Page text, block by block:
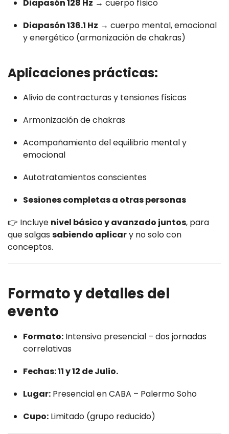
Diapasón 128 Hz → cuerpo físico
Diapasón 136.1 Hz → cuerpo mental, emocional
y energético (armonización de chakras)
Aplicaciones prácticas:
Alivio de contracturas y tensiones físicas
Armonización de chakras
Acompañamiento del equilibrio mental y
emocional
Autotratamientos conscientes
Sesiones completas a otras personas
👉 Incluye nivel básico y avanzado juntos, para
que salgas sabiendo aplicary no solo con
conceptos.
Formato y detalles del
evento
Formato: Intensivo presencial – dos jornadas
correlativas
Fechas: 11 y 12 de Julio.
Lugar: Presencial en CABA – Palermo Soho
Cupo: Limitado (grupo reducido)